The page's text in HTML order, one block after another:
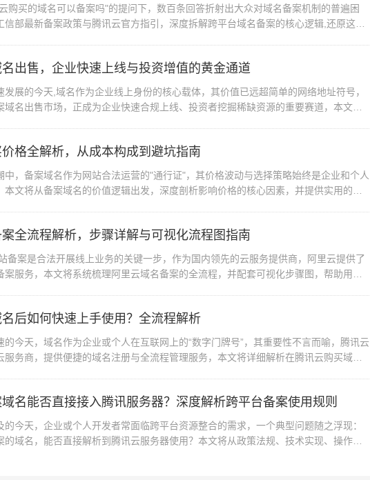
购买的域名可以备案吗"的提问下，数百条回答折射出大众对域名备案机制的普遍困
信部最新备案政策与腾讯云官方指引，深度拆解跨平台域名备案的核心逻辑,还原这场
出售，企业快速上线与投资增值的黄金通道
发展的今天,域名作为企业线上身份的核心载体，其价值已远超简单的网络地址符号，
域名出售市场，正成为企业快速合规上线、投资者挖掘稀缺资源的重要赛道，本文将
格全解析，从成本构成到避坑指南
中，备案域名作为网站合法运营的"通行证"，其价格波动与选择策略始终是企业和个人
本文将从备案域名的价值逻辑出发，深度剖析影响价格的核心因素，并提供实用的选
全流程解析，步骤详解与可视化流程图指南
备案是合法开展线上业务的关键一步，作为国内领先的云服务提供商，阿里云提供了
案服务，本文将系统梳理阿里云域名备案的全流程，并配套可视化步骤图，帮助用户
后如何快速上手使用？全流程解析
的今天，域名作为企业或个人在互联网上的“数字门牌号”，其重要性不言而喻，腾讯云
服务商，提供便捷的域名注册与全流程管理服务，本文将详细解析在腾讯云购买域名
名能否直接接入腾讯服务器？深度解析跨平台备案使用规则
的今天，企业或个人开发者常面临跨平台资源整合的需求，一个典型问题随之浮现：
的域名，能否直接解析到腾讯云服务器使用？本文将从政策法规、技术实现、操作流